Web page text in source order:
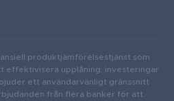
produktjämförelsestjänst som
effektivisera upplåning, investeringar
ett användarvänligt gränssnitt
från flera banker för att